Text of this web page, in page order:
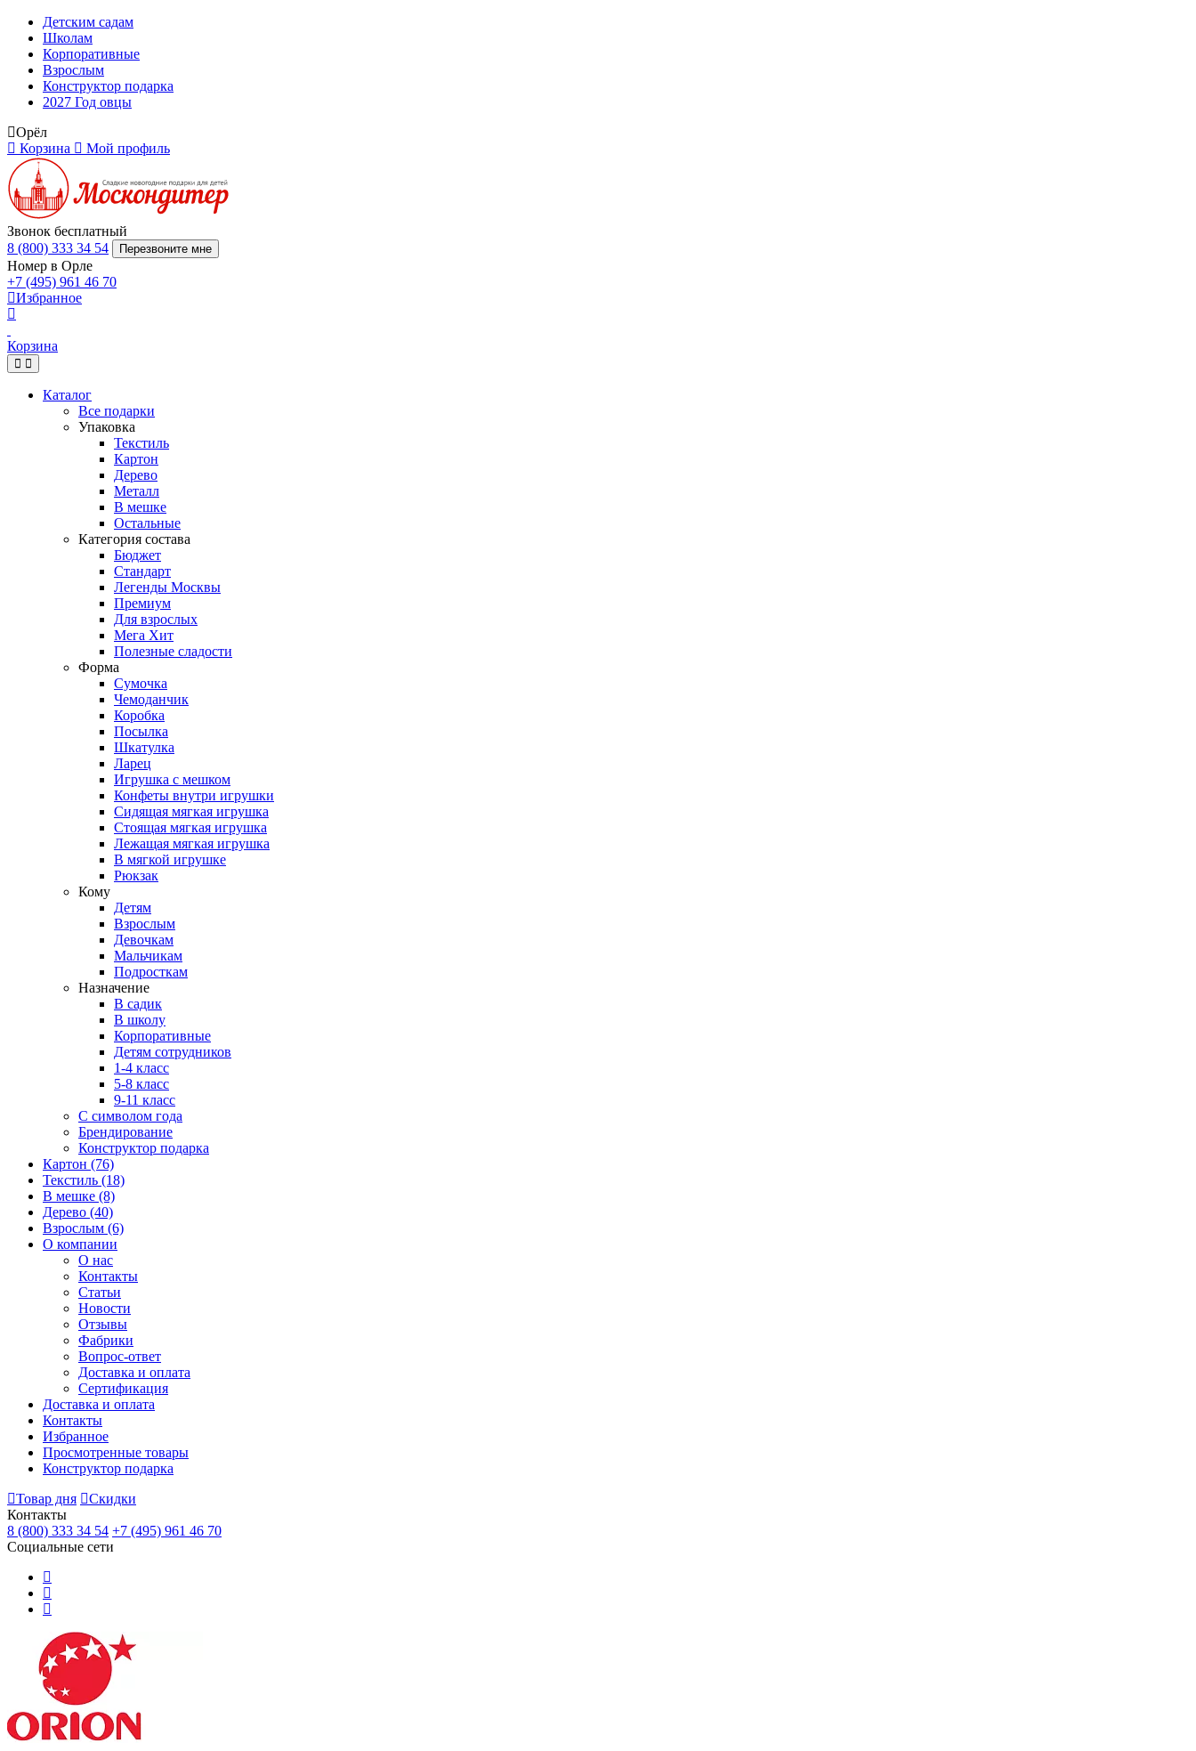
Детским садам
Школам
Корпоративные
Взрослым
Конструктор подарка
2027 Год овцы
Орёл
Корзина
Мой профиль
Звонок бесплатный
8 (800) 333 34 54
Перезвоните мне
Номер в Орле
+7 (495) 961 46 70
Избранное
Корзина
Каталог
Все подарки
Упаковка
Текстиль
Картон
Дерево
Металл
В мешке
Остальные
Категория состава
Бюджет
Стандарт
Легенды Москвы
Премиум
Для взрослых
Мега Хит
Полезные сладости
Форма
Сумочка
Чемоданчик
Коробка
Посылка
Шкатулка
Ларец
Игрушка с мешком
Конфеты внутри игрушки
Сидящая мягкая игрушка
Стоящая мягкая игрушка
Лежащая мягкая игрушка
В мягкой игрушке
Рюкзак
Кому
Детям
Взрослым
Девочкам
Мальчикам
Подросткам
Назначение
В садик
В школу
Корпоративные
Детям сотрудников
1-4 класс
5-8 класс
9-11 класс
С символом года
Брендирование
Конструктор подарка
Картон (76)
Текстиль (18)
В мешке (8)
Дерево (40)
Взрослым (6)
О компании
О нас
Контакты
Статьи
Новости
Отзывы
Фабрики
Вопрос-ответ
Доставка и оплата
Сертификация
Доставка и оплата
Контакты
Избранное
Просмотренные товары
Конструктор подарка
Товар дня
Скидки
Контакты
8 (800) 333 34 54 +7 (495) 961 46 70
Социальные сети